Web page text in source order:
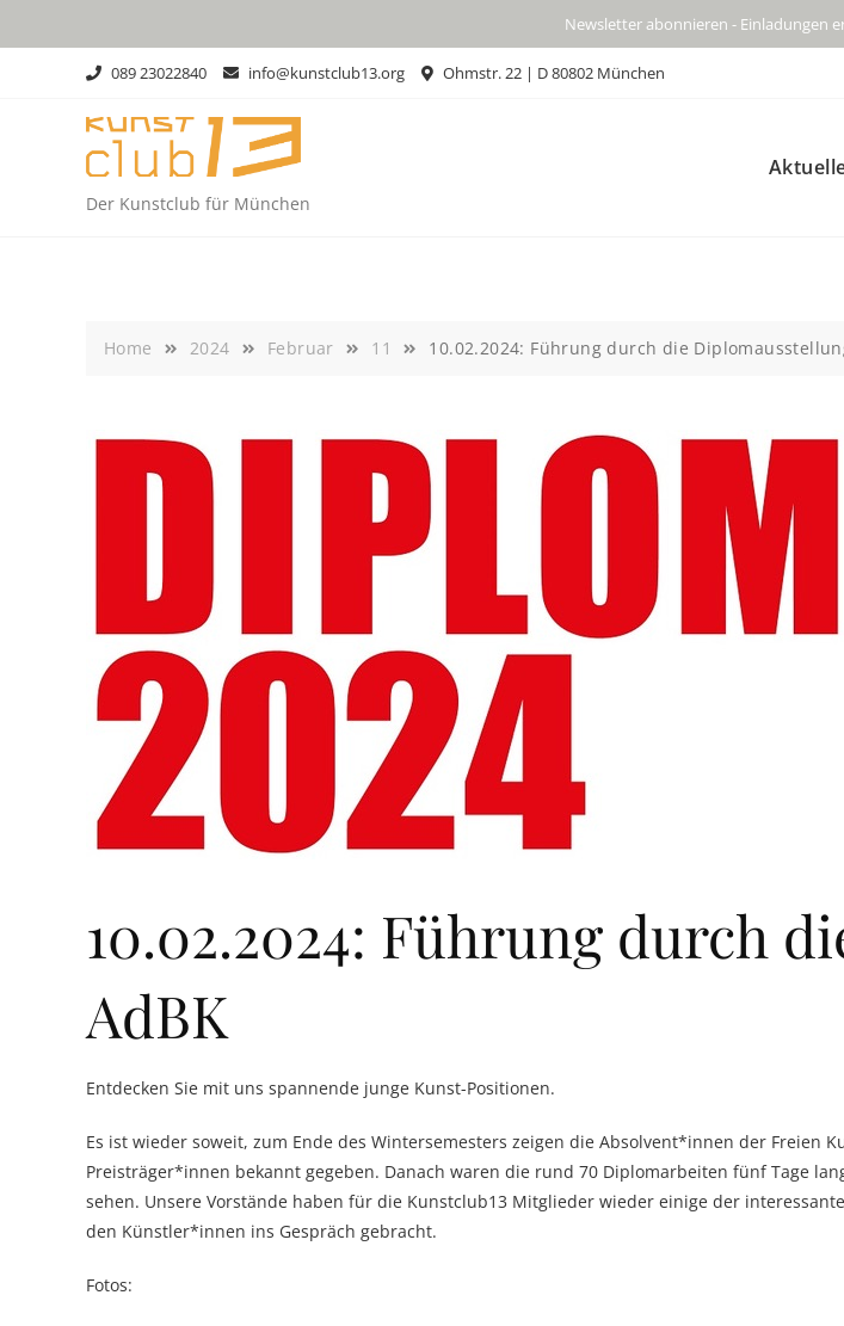
Newsletter abonnieren - Einladungen
089 23022840 info@kunstclub13.org Ohmstr. 22 | D 80802 München
Der Kunstclub für München
Home 2024 Februar 11 10.02.2024: Führung durch die
10.02.2024: Führung durch
AdBK
Entdecken Sie mit uns spannende junge Kunst-Positionen.
Es ist wieder soweit, zum Ende des Wintersemesters zeigen die Absolvent*innen der
Preisträger*innen bekannt gegeben. Danach waren die rund 70 Diplomarbeiten fünf Tage
sehen. Unsere Vorstände haben für die Kunstclub13 Mitglieder wieder einige der
den Künstler*innen ins Gespräch gebracht.
Fotos: